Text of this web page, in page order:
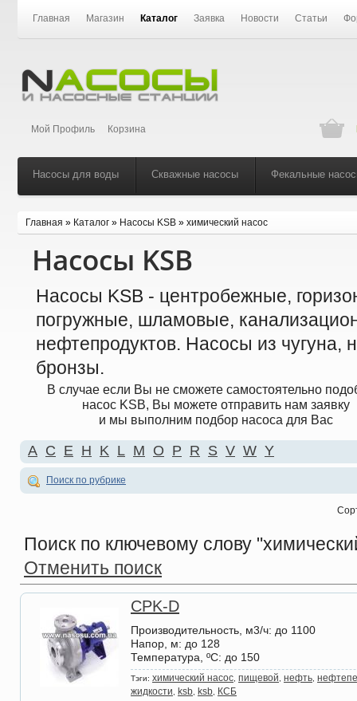
Главная Магазин Каталог Заявка Новости Статьи
Мой Профиль Корзина
Насосы для воды Скважные насосы Фекальные
Главная » Каталог » Насосы KSB » химический насос
Насосы KSB
Насосы KSB - центробежные,
погружные, шламовые,
нефтепродуктов. Насосы из
бронзы.
В случае если Вы не сможете самостоятельно
насос KSB, Вы можете отправить нам заявку
и мы выполним подбор насоса для Вас
A C E H K L M O P R S V W Y
Поиск по рубрике
Поиск по ключевому слову
Отменить поиск
CPK-D
Производительность, м3/ч: до 1100
Напор, м: до 128
Температура, ºС: до 150
Тэги: химический насос пищевой нефть
жидкости
ksb ksb КСБ